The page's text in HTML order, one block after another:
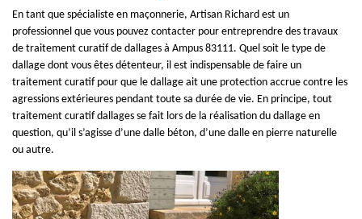
En tant que spécialiste en maçonnerie, Artisan Richard est un
professionnel que vous pouvez contacter pour entreprendre des travaux
de traitement curatif de dallages à Ampus 83111. Quel soit le type de
dallage dont vous êtes détenteur, il est indispensable de faire un
traitement curatif pour que le dallage ait une protection accrue contre les
agressions extérieures pendant toute sa durée de vie. En principe, tout
traitement curatif dallages se fait lors de la réalisation du dallage en
question, qu’il s’agisse d’une dalle béton, d’une dalle en pierre naturelle
ou autre.